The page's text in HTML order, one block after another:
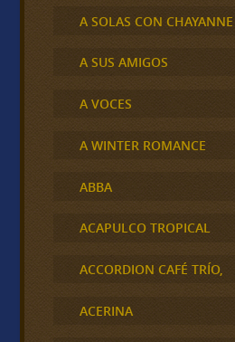
A SOLAS CON CHAYANNE
A SUS AMIGOS
A VOCES
A WINTER ROMANCE
ABBA
ACAPULCO TROPICAL
ACCORDION CAFÉ TRÍO,
ACERINA